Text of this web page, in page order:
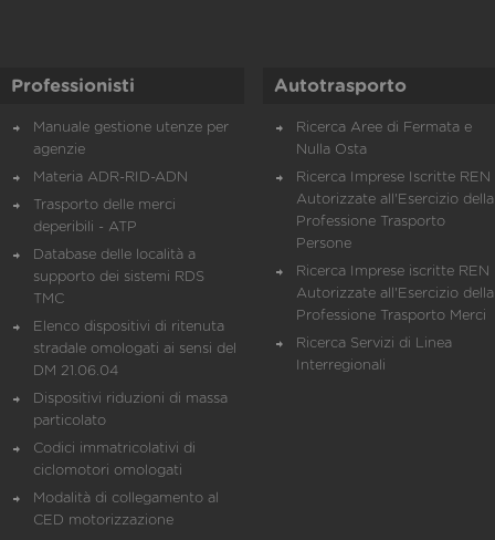
Professionisti
Manuale gestione utenze per
agenzie
Materia ADR-RID-ADN
Trasporto delle merci
deperibili - ATP
Database delle località a
supporto dei sistemi RDS
TMC
Elenco dispositivi di ritenuta
stradale omologati ai sensi del
DM 21.06.04
Dispositivi riduzioni di massa
particolato
Codici immatricolativi di
ciclomotori omologati
Modalità di collegamento al
CED motorizzazione
Autotrasporto
Ricerca Aree di Fermata e
Nulla Osta
Ricerca Imprese Iscritte REN
Autorizzate all'Esercizio della
Professione Trasporto
Persone
Ricerca Imprese iscritte REN
Autorizzate all'Esercizio della
Professione Trasporto Merci
Ricerca Servizi di Linea
Interregionali